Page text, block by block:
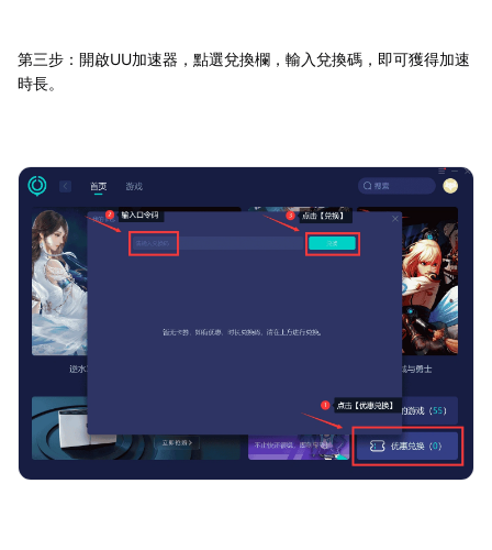
第三步：開啟UU加速器，點選兌換欄，輸入兌換碼，即可獲得加速
時長。